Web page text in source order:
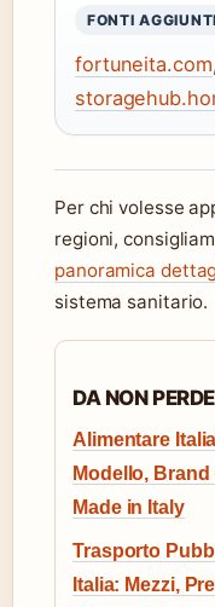
FONTI
fortuneita.com
Per chi volesse
regioni,
panoramica
sistema sanitario.
DA NON
Alimentare
Modello, Brand
Made in Italy
Trasporto
Italia: Mezzi,